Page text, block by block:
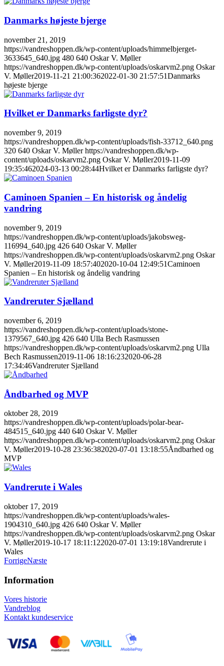
Danmarks højeste bjerge
november 21, 2019
https://vandreshoppen.dk/wp-content/uploads/himmelbjerget-
3633645_640.jpg 480 640 Oskar V. Møller
https://vandreshoppen.dk/wp-content/uploads/oskarvm2.png Oskar
V. Møller2019-11-21 21:00:362022-01-30 21:57:51Danmarks
højeste bjerge
Hvilket er Danmarks farligste dyr?
november 9, 2019
https://vandreshoppen.dk/wp-content/uploads/fish-33712_640.png
320 640 Oskar V. Møller https://vandreshoppen.dk/wp-
content/uploads/oskarvm2.png Oskar V. Møller2019-11-09
19:35:462024-03-13 00:28:44Hvilket er Danmarks farligste dyr?
Caminoen Spanien – En historisk og åndelig
vandring
november 9, 2019
https://vandreshoppen.dk/wp-content/uploads/jakobsweg-
116994_640.jpg 426 640 Oskar V. Møller
https://vandreshoppen.dk/wp-content/uploads/oskarvm2.png Oskar
V. Møller2019-11-09 18:57:402020-10-04 12:49:51Caminoen
Spanien – En historisk og åndelig vandring
Vandreruter Sjælland
november 6, 2019
https://vandreshoppen.dk/wp-content/uploads/stone-
1379567_640.jpg 426 640 Ulla Bech Rasmussen
https://vandreshoppen.dk/wp-content/uploads/oskarvm2.png Ulla
Bech Rasmussen2019-11-06 18:16:232020-06-28
17:34:46Vandreruter Sjælland
Åndbarhed og MVP
oktober 28, 2019
https://vandreshoppen.dk/wp-content/uploads/polar-bear-
484515_640.jpg 440 640 Oskar V. Møller
https://vandreshoppen.dk/wp-content/uploads/oskarvm2.png Oskar
V. Møller2019-10-28 23:36:382020-07-01 13:18:55Åndbarhed og
MVP
Vandrerute i Wales
oktober 17, 2019
https://vandreshoppen.dk/wp-content/uploads/wales-
1904310_640.jpg 426 640 Oskar V. Møller
https://vandreshoppen.dk/wp-content/uploads/oskarvm2.png Oskar
V. Møller2019-10-17 18:11:122020-07-01 13:19:18Vandrerute i
Wales
ForrigeNæste
Information
Vores historie
Vandreblog
Kontakt kundeservice